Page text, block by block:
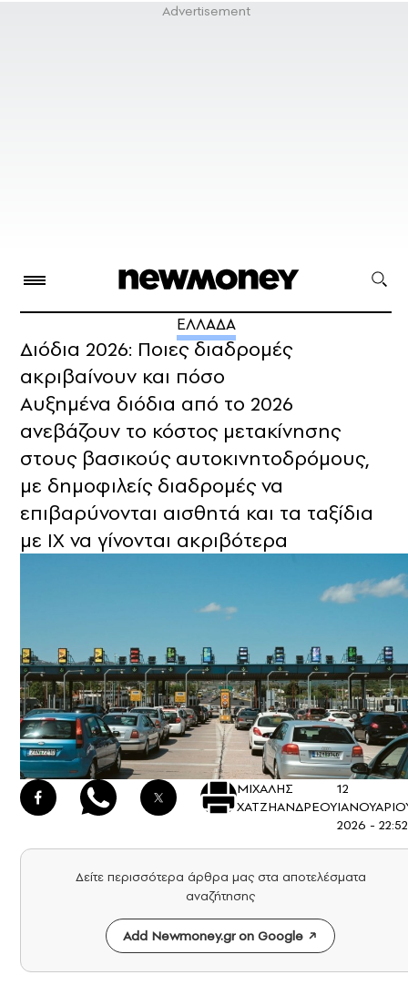
ΕΛΛΑΔΑ
Διόδια 2026: Ποιες διαδρομές
ακριβαίνουν και πόσο
Αυξημένα διόδια από το 2026
ανεβάζουν το κόστος μετακίνησης
στους βασικούς αυτοκινητοδρόμους,
με δημοφιλείς διαδρομές να
επιβαρύνονται αισθητά και τα ταξίδια
με ΙΧ να γίνονται ακριβότερα
ΜΙΧΑΛΗΣ
ΧΑΤΖΗΑΝΔΡΕΟΥ
12
2026 - 22:52
Δείτε περισσότερα άρθρα μας στα αποτελέσματα
αναζήτησης
Add Newmoney.gr on Google